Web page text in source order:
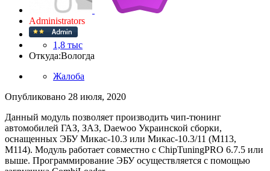
Administrators
1,8 тыс
Откуда:Вологда
Жалоба
Опубликовано 28 июля, 2020
Данный модуль позволяет производить чип-тюнинг
автомобилей ГАЗ, ЗАЗ, Daewoo Украинской сборки,
оснащенных ЭБУ Микас-10.3 или Микас-10.3/11 (M113,
M114). Модуль работает совместно с ChipTuningPRO 6.7.5 или
выше. Программирование ЭБУ осуществляется с помощью